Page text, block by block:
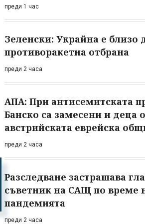
преди 1 час
Зеленски: Украйна е близо
противоракетна отбрана
преди 2 часа
АПА: При антисемитската
Банско са замесени и деца
австрийската еврейска
преди 2 часа
Разследване застрашава
съветник на САЩ по време
пандемията
преди 2 часа